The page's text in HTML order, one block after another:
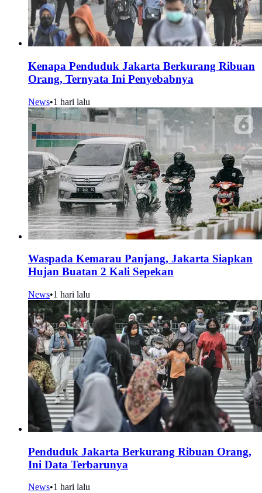
Kenapa Penduduk Jakarta Berkurang Ribuan
Orang, Ternyata Ini Penyebabnya
News•1 hari lalu
Waspada Kemarau Panjang, Jakarta Siapkan
Hujan Buatan 2 Kali Sepekan
News•1 hari lalu
Penduduk Jakarta Berkurang Ribuan Orang,
Ini Data Terbarunya
News•1 hari lalu